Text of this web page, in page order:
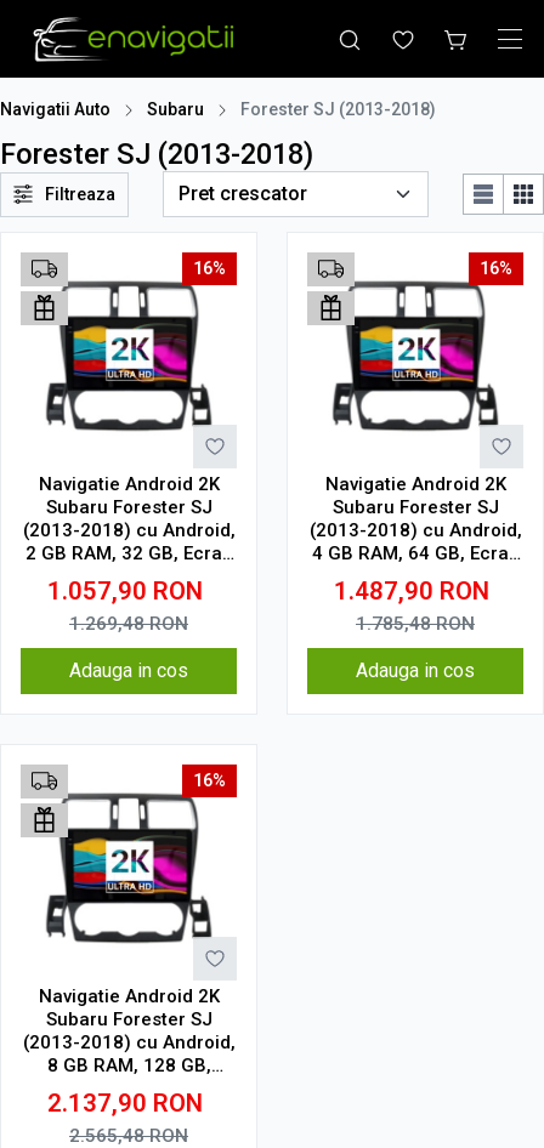
Navigatii Auto Subaru Forester SJ (2013-2018)
Forester SJ (2013-2018)
Filtreaza
16%
Navigatie Android 2K
Subaru Forester SJ
(2013-2018) cu Android,
2 GB RAM, 32 GB, Ecran
QLED 9.5 Inch
2000x1200, CarPlay
Wireless, 4G
1.057,90 RON
1.269,48RON
Adauga in cos
16%
Navigatie Android 2K
Subaru Forester SJ
(2013-2018) cu Android,
4 GB RAM, 64 GB, Ecran
QLED 9.5 Inch
2000x1200, CarPlay
Wireless, 4G
1.487,90 RON
1.785,48RON
Adauga in cos
16%
Navigatie Android 2K
Subaru Forester SJ
(2013-2018) cu Android,
8 GB RAM, 128 GB,
Ecran QLED 9.5 Inch
2000x1200, CarPlay
Wireless, 4G
2.137,90 RON
2.565,48RON